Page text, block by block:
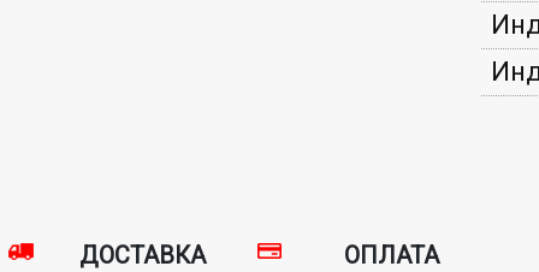
ДОСТАВКА
ОПЛАТА